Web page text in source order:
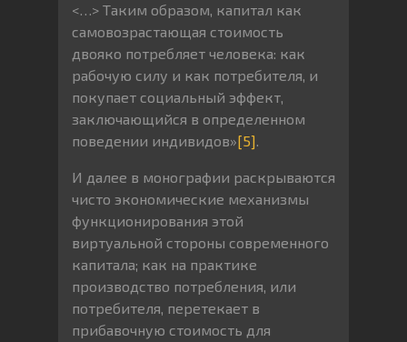
<…> Таким образом, капитал как
самовозрастающая стоимость
двояко потребляет человека: как
рабочую силу и как потребителя, и
покупает социальный эффект,
заключающийся в определенном
поведении индивидов»[5].
И далее в монографии раскрываются
чисто экономические механизмы
функционирования этой
виртуальной стороны современного
капитала; как на практике
производство потребления, или
потребителя, перетекает в
прибавочную стоимость для